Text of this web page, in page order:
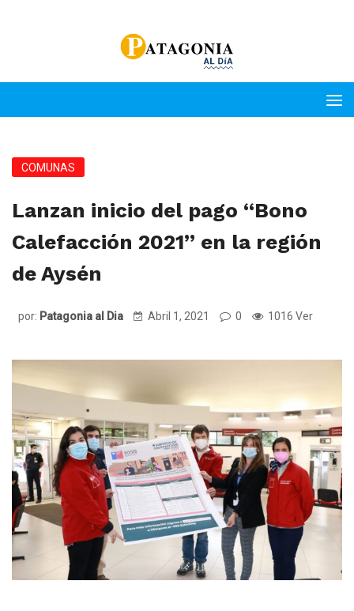
COMUNAS
Lanzan inicio del pago “Bono
Calefacción 2021” en la región
de Aysén
por: Patagonia al Dia Abril 1, 2021 0 1016 Ver